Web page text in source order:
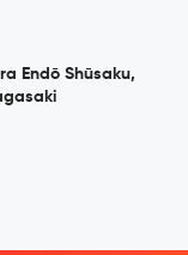
Endō Shūsaku,